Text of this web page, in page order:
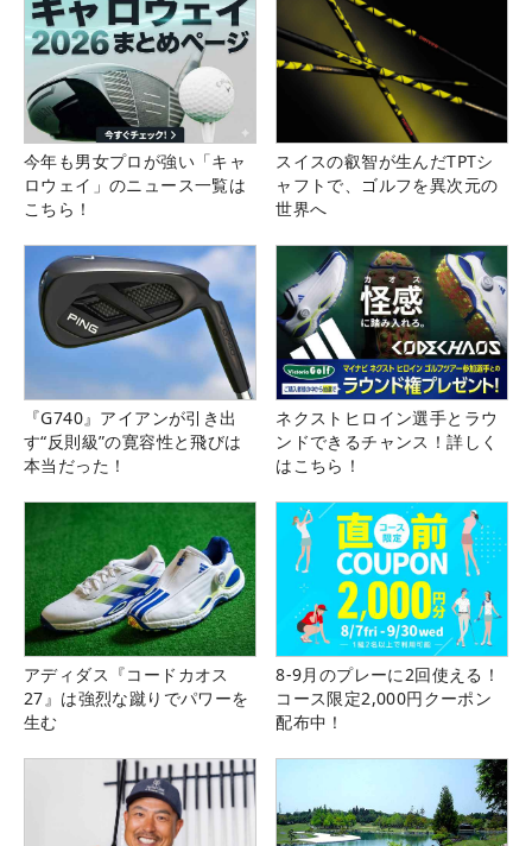
今年も男女プロが強い「キャ
ロウェイ」のニュース一覧は
こちら！
スイスの叡智が生んだTPTシ
ャフトで、ゴルフを異次元の
世界へ
『G740』アイアンが引き出
す“反則級”の寛容性と飛びは
本当だった！
ネクストヒロイン選手とラウ
ンドできるチャンス！詳しく
はこちら！
アディダス『コードカオス
27』は強烈な蹴りでパワーを
生む
8-9月のプレーに2回使える！
コース限定2,000円クーポン
配布中！